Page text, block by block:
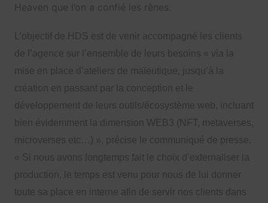
Heaven que l’on a confié les rênes.
L’objectif de HDS est de venir accompagné les clients
de l’agence sur l’ensemble de leurs besoins « via la
mise en place d’ateliers de maïeutique, jusqu’à la
création en passant par la conception et le
développement de leurs outils/écosystème web, incluant
bien évidemment la dimension WEB3 (NFT, metaverses,
microverses etc…) », précise le communiqué de presse.
« Si nous avons longtemps fait le choix d’externaliser la
production, le temps est venu pour nous de lui donner
toute sa place en interne afin de servir nos clients dans